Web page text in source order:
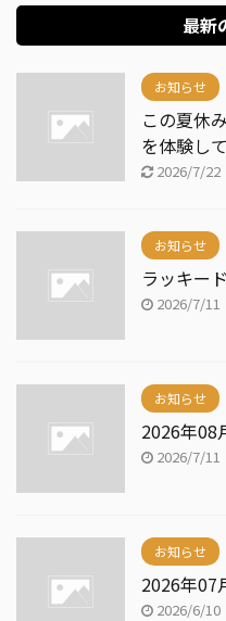
最新
お知らせ
この夏休
を体験し
2026/7/22
お知らせ
ラッキー
2026/7/11
お知らせ
2026年08
2026/7/11
お知らせ
2026年07
2026/6/10